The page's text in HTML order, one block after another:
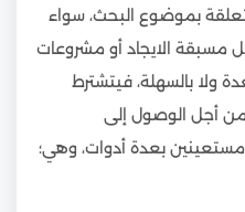
بموضوع البحث، سواء
مسبقة الايجاد أو مشروعات
ولا بالسهلة، فيتشترط
أجل الوصول إلى
مستعينين بعدة أدوات، وهي؛